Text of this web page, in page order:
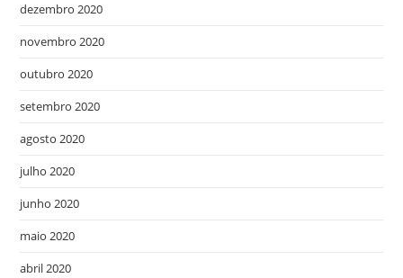
dezembro 2020
novembro 2020
outubro 2020
setembro 2020
agosto 2020
julho 2020
junho 2020
maio 2020
abril 2020